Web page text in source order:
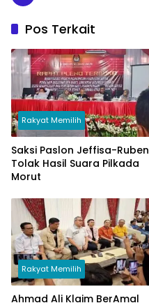
Pos Terkait
Rakyat Memilih
Saksi Paslon Jeffisa-Ruben
Tolak Hasil Suara Pilkada
Morut
Rakyat Memilih
Ahmad Ali Klaim BerAmal